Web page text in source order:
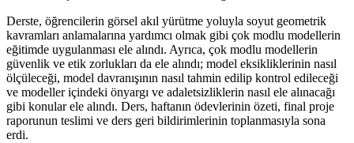
Derste, öğrencilerin görsel akıl yürütme yoluyla soyut geometrik
kavramları anlamalarına yardımcı olmak gibi çok modlu modellerin
eğitimde uygulanması ele alındı. Ayrıca, çok modlu modellerin
güvenlik ve etik zorlukları da ele alındı; model eksikliklerinin nasıl
ölçüleceği, model davranışının nasıl tahmin edilip kontrol edileceği
ve modeller içindeki önyargı ve adaletsizliklerin nasıl ele alınacağı
gibi konular ele alındı. Ders, haftanın ödevlerinin özeti, final proje
raporunun teslimi ve ders geri bildirimlerinin toplanmasıyla sona
erdi.